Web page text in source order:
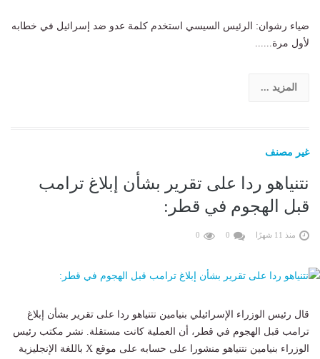
ضياء رشوان: الرئيس السيسي استخدم كلمة عدو ضد إسرائيل في خطابه
لأول مرة......
المزيد ...
غير مصنف
نتنياهو ردا على تقرير بشأن إبلاغ ترامب
قبل الهجوم في قطر:
منذ 11 شهرًا 0
0
قال رئيس الوزراء الإسرائيلي بنيامين نتنياهو ردا على تقرير بشأن إبلاغ
ترامب قبل الهجوم في قطر، أن العملية كانت مستقلة. نشر مكتب رئيس
الوزراء بنيامين نتنياهو منشورا على حسابه على موقع X باللغة الإنجليزية